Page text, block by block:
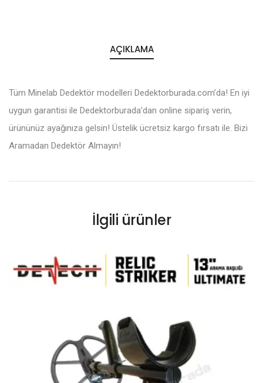
AÇIKLAMA
Tüm Minelab Dedektör modelleri Dedektorburada.com’da! En iyi
uygun garantisi ile Dedektorburada’dan online sipariş verin,
ürününüz ayağınıza gelsin! Üstelik ücretsiz kargo fırsatı ile. Bizi
Aramadan Dedektör Almayın!
İlgili ürünler